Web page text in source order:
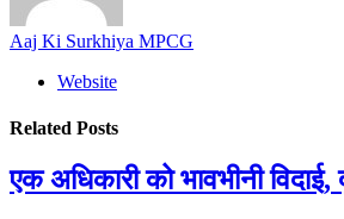
Aaj Ki Surkhiya MPCG
Website
Related Posts
एक अधिकारी को भावभीनी